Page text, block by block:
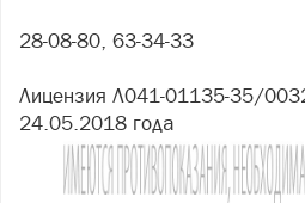
28-08-80, 63-34-33
Лицензия Л041-01135-35/
24.05.2018 года